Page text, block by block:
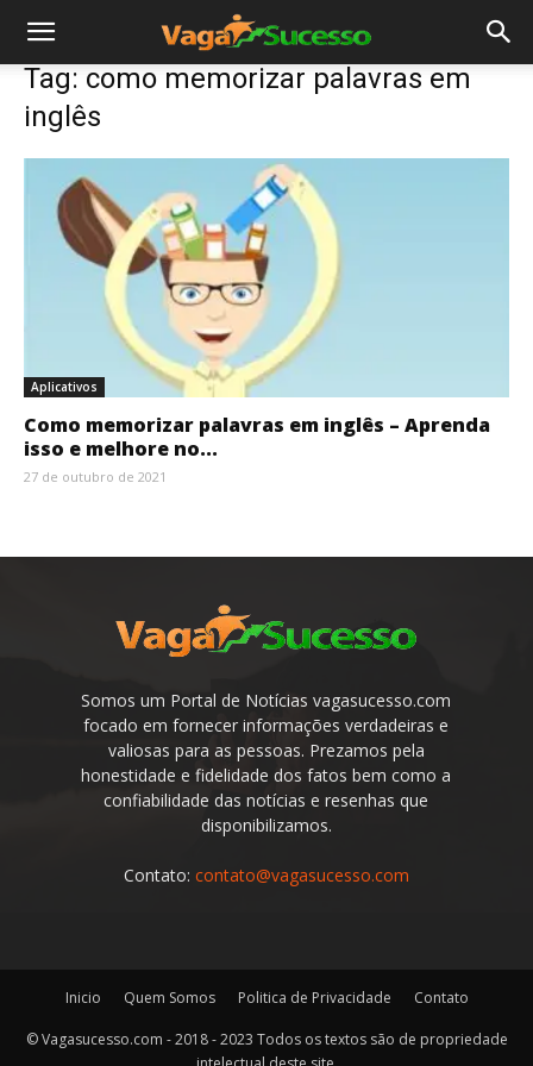
Tag: como memorizar palavras em
inglês
Aplicativos
Como memorizar palavras em inglês – Aprenda
isso e melhore no...
27 de outubro de 2021
Somos um Portal de Notícias vagasucesso.com
focado em fornecer informações verdadeiras e
valiosas para as pessoas. Prezamos pela
honestidade e fidelidade dos fatos bem como a
confiabilidade das notícias e resenhas que
disponibilizamos.
Contato: contato@vagasucesso.com
Inicio Quem Somos Politica de Privacidade Contato
© Vagasucesso.com - 2018 - 2023 Todos os textos são de propriedade